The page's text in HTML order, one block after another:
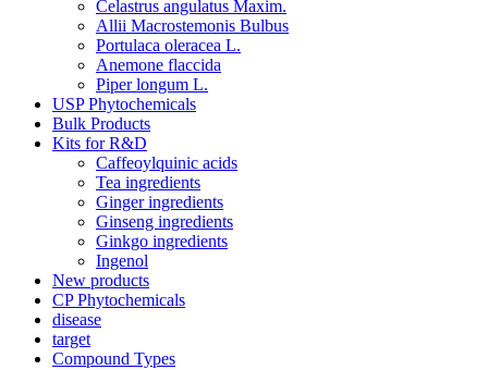
Celastrus angulatus Maxim.
Allii Macrostemonis Bulbus
Portulaca oleracea L.
Anemone flaccida
Piper longum L.
USP Phytochemicals
Bulk Products
Kits for R&D
Caffeoylquinic acids
Tea ingredients
Ginger ingredients
Ginseng ingredients
Ginkgo ingredients
Ingenol
New products
CP Phytochemicals
disease
target
Compound Types